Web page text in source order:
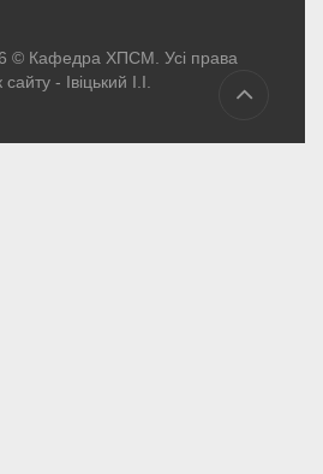
© Кафедра ХПСМ. Усі права
сайту - Івіцький І.І.